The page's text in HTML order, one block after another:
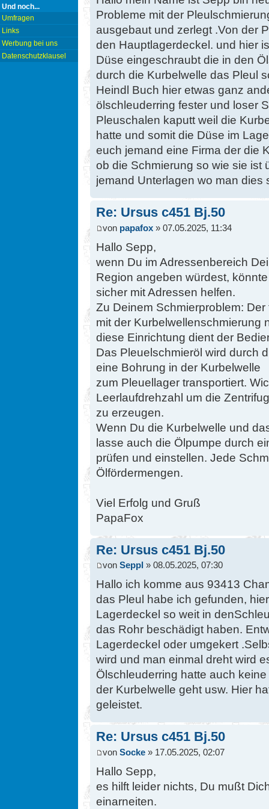
Und noch...
Umfragen
Links
Werbung bei uns
Datenschutzklausel
Probleme mit der
ausgebaut und zerlegt .Von der
den Hauptlagerdeckel. und hier
Düse eingeschraubt die in den
durch die Kurbelwelle das Pleul
Heindl Buch hier etwas ganz
ölschleuderring fester und loser
Pleuschalen kaputt weil die
hatte und somit die Düse im
euch jemand eine Firma der die
ob die Schmierung so wie sie ist
jemand Unterlagen wo man dies
Re: Ursus c451 Bj.50
von papafox » 07.05.2025, 11:34
Hallo Sepp,
wenn Du im Adressenbereich
Region angeben würdest,
sicher mit Adressen helfen.
Zu Deinem Schmierproblem:
mit der Kurbelwellenschmierung
diese Einrichtung dient der
Das Pleuelschmieröl wird durch
eine Bohrung in der Kurbelwelle
zum Pleuellager transportiert.
Leerlaufdrehzahl um die
zu erzeugen.
Wenn Du die Kurbelwelle und
lasse auch die Ölpumpe durch
prüfen und einstellen. Jede
Ölfördermengen.
Viel Erfolg und Gruß
PapaFox
Re: Ursus c451 Bj.50
von Seppl » 08.05.2025, 07:30
Hallo ich komme aus 93413
das Pleul habe ich gefunden,
Lagerdeckel so weit in
das Rohr beschädigt haben.
Lagerdeckel oder umgekert
wird und man einmal dreht wird
Ölschleuderring hatte auch
der Kurbelwelle geht usw. Hier
geleistet.
Re: Ursus c451 Bj.50
von Socke » 17.05.2025, 02:07
Hallo Sepp,
es hilft leider nichts, Du mußt
einarneiten.